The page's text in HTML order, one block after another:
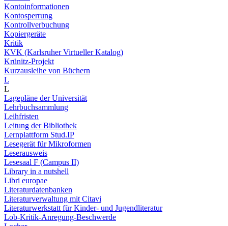
Kontoinformationen
Kontosperrung
Kontrollverbuchung
Kopiergeräte
Kritik
KVK (Karlsruher Virtueller Katalog)
Krünitz-Projekt
Kurzausleihe von Büchern
L
L
Lagepläne der Universität
Lehrbuchsammlung
Leihfristen
Leitung der Bibliothek
Lernplattform Stud.IP
Lesegerät für Mikroformen
Leserausweis
Lesesaal F (Campus II)
Library in a nutshell
Libri europae
Literaturdatenbanken
Literaturverwaltung mit Citavi
Literaturwerkstatt für Kinder- und Jugendliteratur
Lob-Kritik-Anregung-Beschwerde